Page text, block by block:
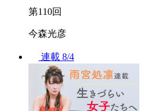
第110回
今森光彦
連載 8/4